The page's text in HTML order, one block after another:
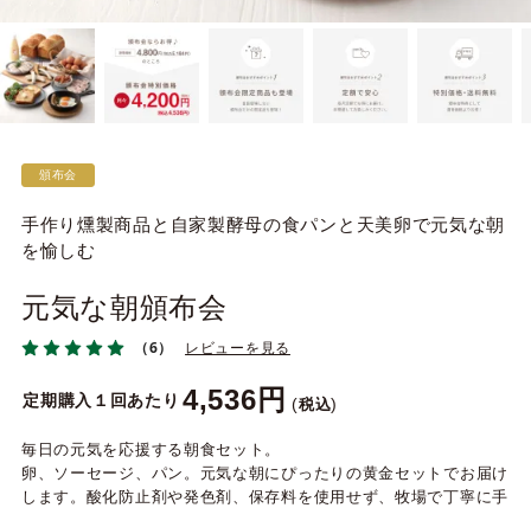
頒布会
手作り燻製商品と自家製酵母の食パンと天美卵で元気な朝
を愉しむ
元気な朝頒布会
（6） レビューを見る
定期購入１回あたり 4,536 税込
毎日の元気を応援する朝食セット。
卵、ソーセージ、パン。元気な朝にぴったりの黄金セットでお届け
します。酸化防止剤や発色剤、保存料を使用せず、牧場で丁寧に手